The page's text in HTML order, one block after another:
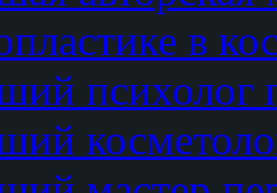
в
психолог